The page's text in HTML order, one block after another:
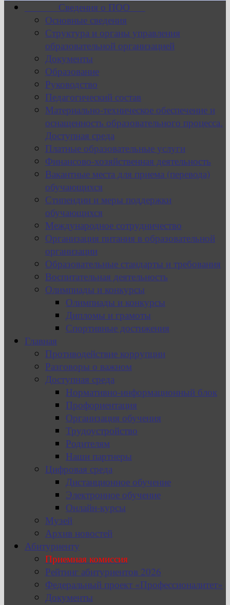
Сведения о ПОО
Основные сведения
Структура и органы управления
образовательной организацией
Документы
Образование
Руководство
Педагогический состав
Материально-техническое обеспечение и
оснащенность образовательного процесса.
Доступная среда
Платные образовательные услуги
Финансово-хозяйственная деятельность
Вакантные места для приема (перевода)
обучающихся
Стипендии и меры поддержки
обучающихся
Международное сотрудничество
Организация питания в образовательной
организации
Образовательные стандарты и требования
Воспитательная деятельность
Олимпиады и конкурсы
Олимпиады и конкурсы
Дипломы и грамоты
Спортивные достижения
Главная
Противодействие коррупции
Разговоры о важном
Доступная среда
Нормативно-информационный блок
Профориентация
Организация обучения
Трудоустройство
Родителям
Наши партнеры
Цифровая среда
Дистанционное обучение
Электронное обучение
Онлайн-курсы
Музей
Архив новостей
Абитуриенту
Приемная комиссия
Рейтинг абитуриентов 2026
Федеральный проект «Профессионалитет»
Документы